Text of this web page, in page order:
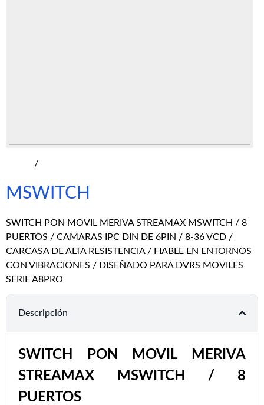
/
MSWITCH
SWITCH PON MOVIL MERIVA STREAMAX MSWITCH / 8
PUERTOS / CAMARAS IPC DIN DE 6PIN / 8-36 VCD /
CARCASA DE ALTA RESISTENCIA / FIABLE EN ENTORNOS
CON VIBRACIONES / DISEÑADO PARA DVRS MOVILES
SERIE A8PRO
Descripción
SWITCH PON MOVIL MERIVA
STREAMAX MSWITCH / 8
PUERTOS